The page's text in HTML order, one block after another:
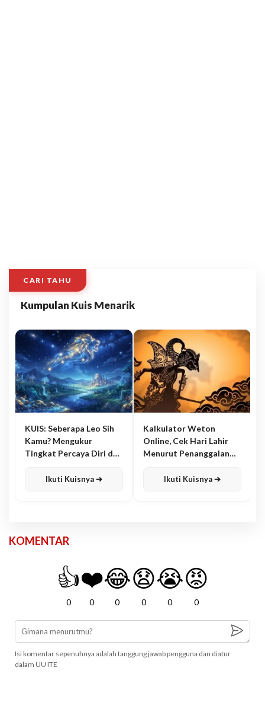
CARI TAHU
Kumpulan Kuis Menarik
KUIS: Seberapa Leo Sih
Kamu? Mengukur
Tingkat Percaya Diri dan
Ikuti Kuisnya ➔
Kalkulator Weton
Online, Cek Hari Lahir
Menurut Penanggalan
Ikuti Kuisnya ➔
KOMENTAR
👍
0
❤️
0
😂
0
😧
0
😭
0
😡
0
Isi komentar sepenuhnya adalah tanggung jawab pengguna dan diatur
dalam UU ITE